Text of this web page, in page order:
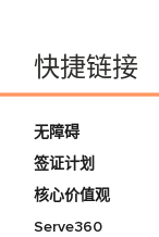
快捷链接
无障碍
签证计划
核心价值观
Serve360